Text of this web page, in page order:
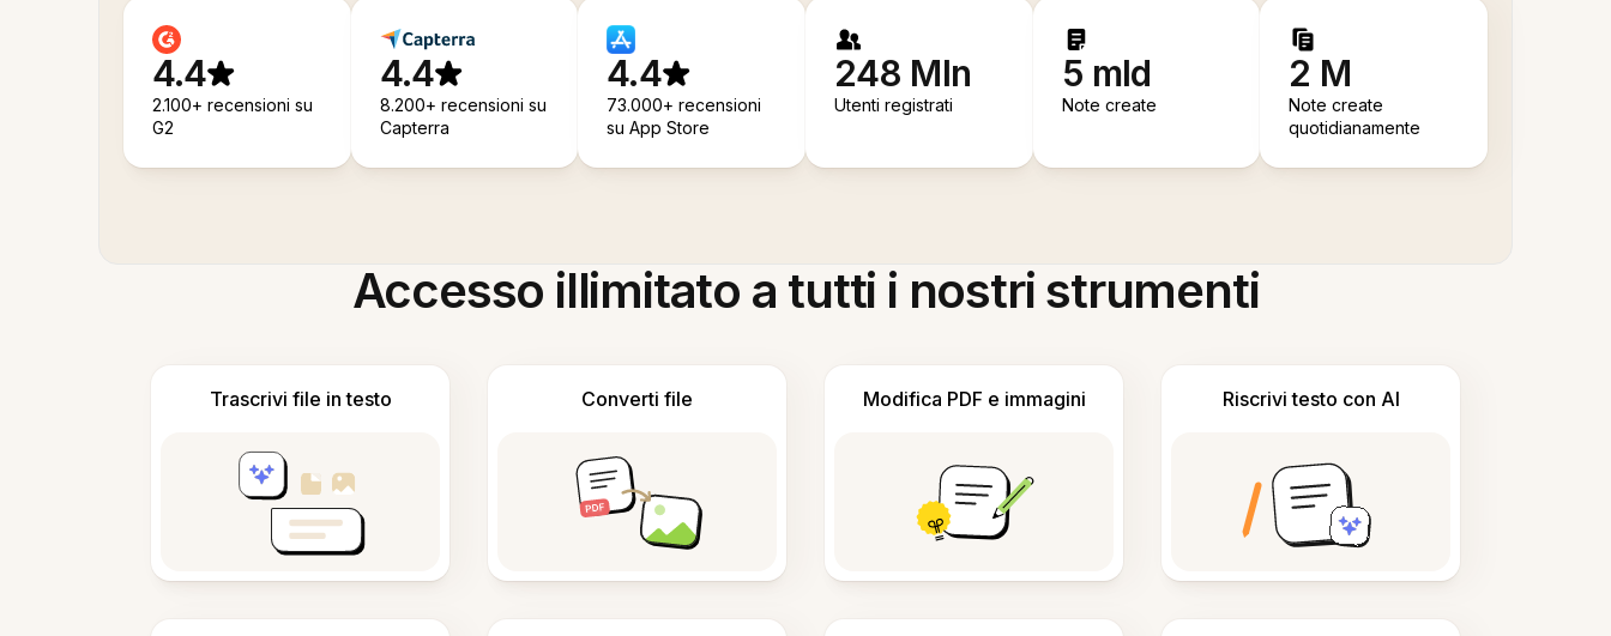
4.4
2.100+ recensioni su
G2
4.4
8.200+ recensioni su
Capterra
4.4
73.000+ recensioni
su App Store
248 Mln
Utenti registrati
5 mld
Note create
2 M
Note create
quotidianamente
Accesso illimitato a tutti i nostri strumenti
Trascrivi file in testo Converti file Modifica PDF e immagini Riscrivi testo con AI